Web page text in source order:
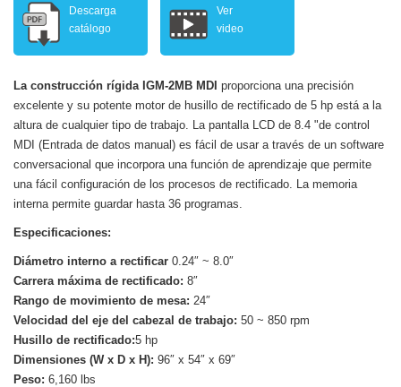
Descarga
catálogo
Ver
video
La construcción rígida IGM-2MB MDI proporciona una precisión
excelente y su potente motor de husillo de rectificado de 5 hp está a la
altura de cualquier tipo de trabajo. La pantalla LCD de 8.4 "de control
MDI (Entrada de datos manual) es fácil de usar a través de un software
conversacional que incorpora una función de aprendizaje que permite
una fácil configuración de los procesos de rectificado. La memoria
interna permite guardar hasta 36 programas.
Especificaciones:
Diámetro interno a rectificar 0.24″ ~ 8.0″
Carrera máxima de rectificado: 8″
Rango de movimiento de mesa: 24″
Velocidad del eje del cabezal de trabajo: 50 ~ 850 rpm
Husillo de rectificado:5 hp
Dimensiones (W x D x H): 96″ x 54″ x 69″
Peso: 6,160 lbs